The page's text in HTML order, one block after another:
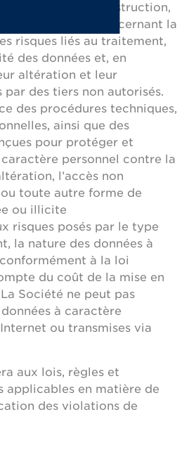
et la destruction,
utiles concernant la
risques liés au traitement,
des données et, en
altération et leur
des tiers non autorisés.
des procédures techniques,
ainsi que des
pour protéger et
personnel contre la
l’accès non
toute autre forme de
ou illicite
risques posés par le type
la nature des données à
à la loi
du coût de la mise en
Société ne peut pas
à caractère
ou transmises via
aux lois, règles et
applicables en matière de
des violations de